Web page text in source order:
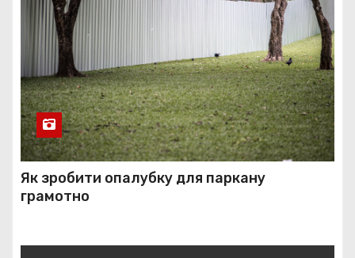
Як зробити опалубку для паркану
грамотно